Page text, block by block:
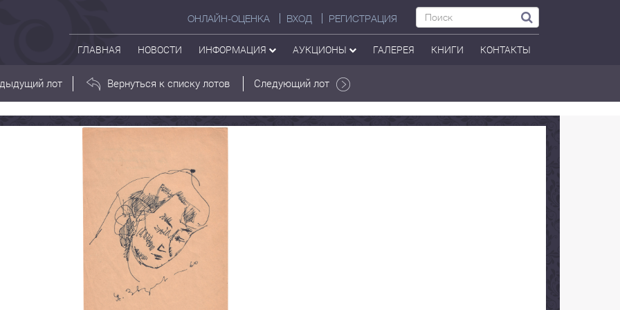
ОНЛАЙН-ОЦЕНКА ВХОД РЕГИСТРАЦИЯ
ГЛАВНАЯ НОВОСТИ ИНФОРМАЦИЯ АУКЦИОНЫ ГАЛЕРЕЯ КНИГИ КОНТАКТЫ
лот Вернуться к списку лотов Следующий лот